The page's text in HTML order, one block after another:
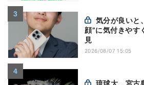
顔”に気付きや
見
2026/08/07 15:05